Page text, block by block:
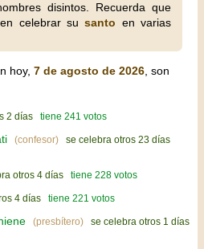
disintos. Recuerda que
celebrar susanto en varias
hoy,7 de agosto de 2026, son
2 días tiene 241 votos
(confesor)
se celebra otros 23 días
otros 4 días tiene 228 votos
4 días tiene 221 votos
(presbítero)
se celebra otros 1 días